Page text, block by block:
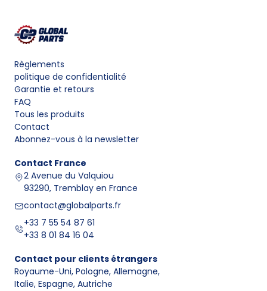
Règlements
politique de confidentialité
Garantie et retours
FAQ
Tous les produits
Contact
Abonnez-vous à la newsletter
Contact France
2 Avenue du Valquiou
93290, Tremblay en France
contact@globalparts.fr
+33 7 55 54 87 61
+33 8 01 84 16 04
Contact pour clients étrangers
Royaume-Uni, Pologne, Allemagne,
Italie, Espagne, Autriche